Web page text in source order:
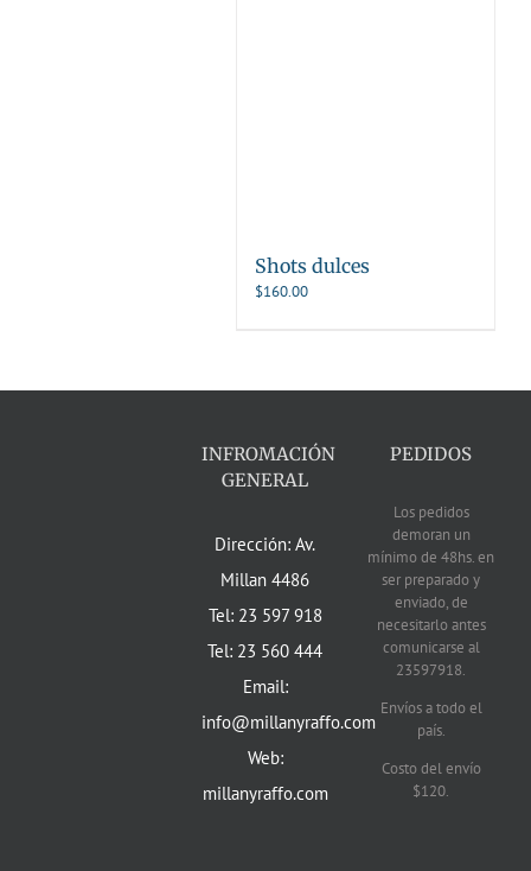
Shots dulces
$160.00
INFROMACIÓN
GENERAL
Dirección: Av.
Millan 4486
Tel: 23 597 918
Tel: 23 560 444
Email:
info@millanyraffo.com
Web:
millanyraffo.com
PEDIDOS
Los pedidos
demoran un
mínimo de 48hs. en
ser preparado y
enviado, de
necesitarlo antes
comunicarse al
23597918.
Envíos a todo el
país.
Costo del envío
$120.